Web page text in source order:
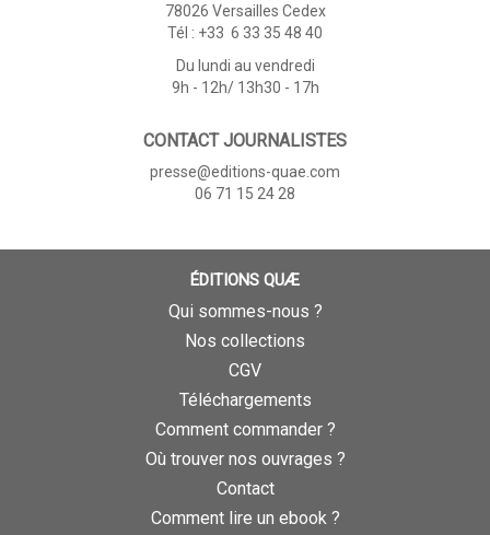
78026 Versailles Cedex
Tél : +33 6 33 35 48 40
Du lundi au vendredi
9h - 12h/ 13h30 - 17h
CONTACT JOURNALISTES
presse@editions-quae.com
06 71 15 24 28
ÉDITIONS QUÆ
Qui sommes-nous ?
Nos collections
CGV
Téléchargements
Comment commander ?
Où trouver nos ouvrages ?
Contact
Comment lire un ebook ?